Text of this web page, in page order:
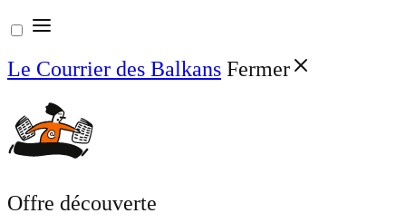
Aller
au
contenu
Le Courrier des Balkans Fermer
Offre découverte